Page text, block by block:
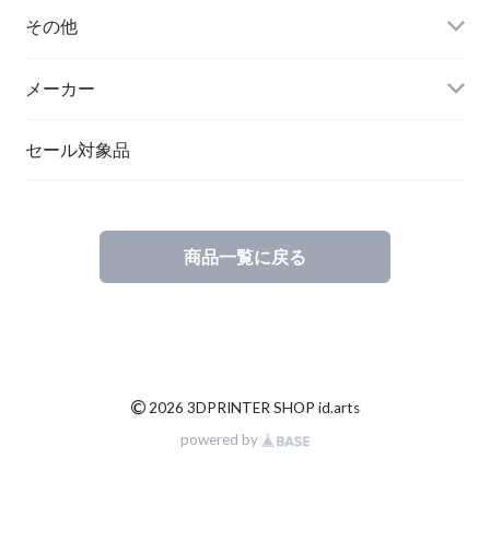
その他
メーカー
セール対象品
商品一覧に戻る
©2026 3DPRINTER SHOP id.arts
powered by